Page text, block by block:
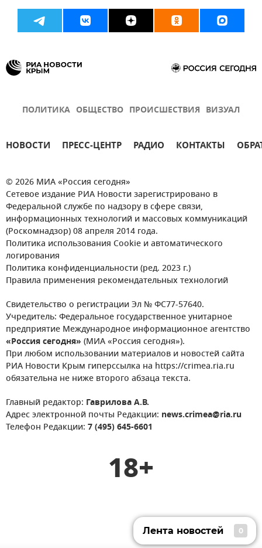
ПОЛИТИКА ОБЩЕСТВО ПРОИСШЕСТВИЯ ВИЗУАЛ
НОВОСТИ ПРЕСС-ЦЕНТР РАДИО КОНТАКТЫ
© 2026 МИА «Россия сегодня»
Сетевое издание РИА Новости зарегистрировано в
Федеральной службе по надзору в сфере связи,
информационных технологий и массовых коммуникаций
(Роскомнадзор) 08 апреля 2014 года.
Политика использования Cookie и автоматического
логирования
Политика конфиденциальности (ред. 2023 г.)
Правила применения рекомендательных технологий
Свидетельство о регистрации Эл № ФС77-57640.
Учредитель: Федеральное государственное унитарное
предприятие Международное информационное агентство
«Россия сегодня» (МИА «Россия сегодня»).
При любом использовании материалов и новостей сайта
РИА Новости Крым гиперссылка на https://crimea.ria.ru
обязательна не ниже второго абзаца текста.
Главный редактор: Гаврилова А.В.
Адрес электронной почты Редакции: news.crimea@ria.ru
Телефон Редакции: 7 (495) 645-6601
18+
Лента новостей 0